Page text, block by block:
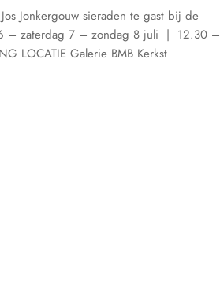
Jonkergouw sieraden te gast bij de
6 – zaterdag 7 – zondag 8 juli | 12.30 –
LOCATIE Galerie BMB Kerkst